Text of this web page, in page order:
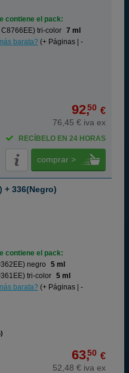
contiene el pack:
tri-color 7 ml
barata? (+ Páginas | -
92,50 €
76,45 € iva ex
RECÍBELO EN 24 HORAS
comprar >
+ 336(Negro)
contiene el pack:
negro
5 ml
tri-color 5 ml
barata? (+ Páginas | -
63,50 €
52,48 € iva ex